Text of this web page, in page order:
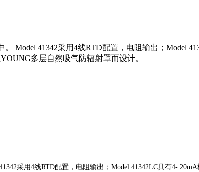
Model 41342采用4线RTD配置，电阻输出；Model
多层自然吸气防辐射罩而设计。
采用4线RTD配置，电阻输出； Model 41342LC具有4- 20mA